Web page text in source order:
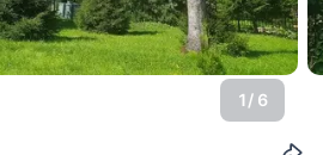
1/ 6